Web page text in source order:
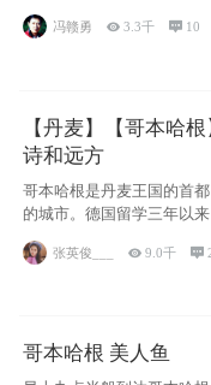
些国家因
冯赣勇 3.3千  10
【丹麦】【哥本哈
诗和远方
哥本哈根是丹麦王国的首
的城市。德国留学三年以来
张英俊___ 9.0千 
哥本哈根 美人鱼